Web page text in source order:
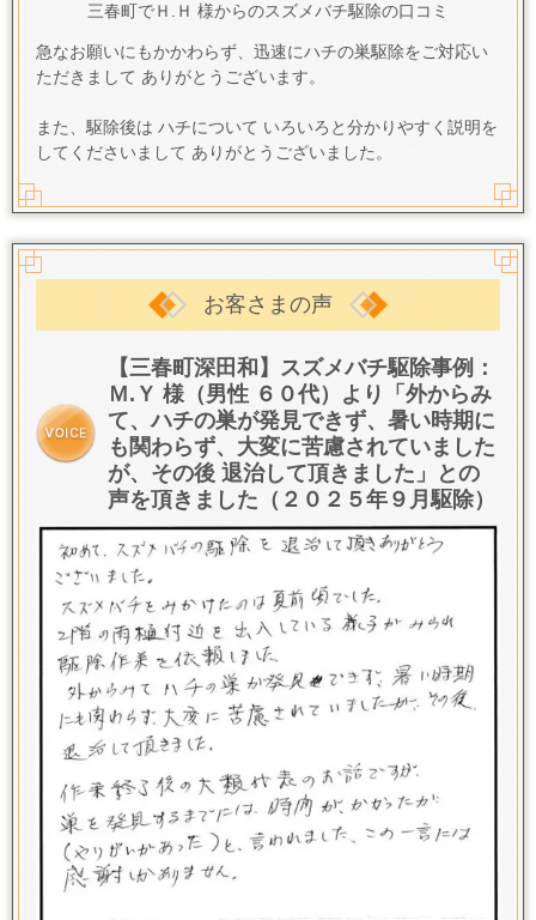
三春町でＨ.Ｈ 様からのスズメバチ駆除の口コミ
急なお願いにもかかわらず、迅速にハチの巣駆除をご対応い
ただきまして ありがとうございます。
また、駆除後は ハチについて いろいろと分かりやすく説明を
してくださいまして ありがとうございました。
お客さまの声
【三春町深田和】スズメバチ駆除事例：
Ｍ.Ｙ 様（男性 ６０代）より「外からみ
て、ハチの巣が発見できず、暑い時期に
も関わらず、大変に苦慮されていました
が、その後 退治して頂きました」との
声を頂きました（２０２５年９月駆除）